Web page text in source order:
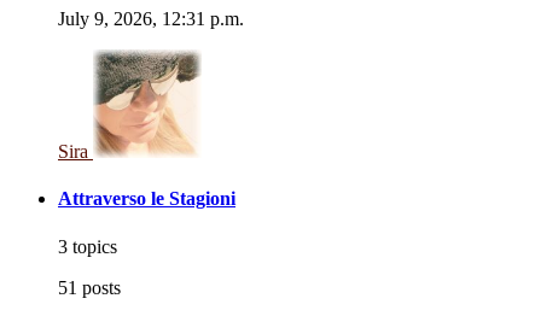
July 9, 2026, 12:31 p.m.
Sira
Attraverso le Stagioni
3 topics
51 posts